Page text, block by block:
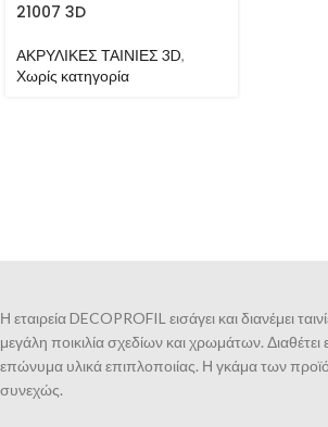
21007 3D
ΑΚΡΥΛΙΚΕΣ ΤΑΙΝΙΕΣ 3D,
Χωρίς κατηγορία
Η εταιρεία DECOPROFIL εισάγει και διανέμει
μεγάλη ποικιλία σχεδίων και χρωμάτων. Διαθέτει
επώνυμα υλικά επιπλοποιίας. Η γκάμα των
συνεχώς.